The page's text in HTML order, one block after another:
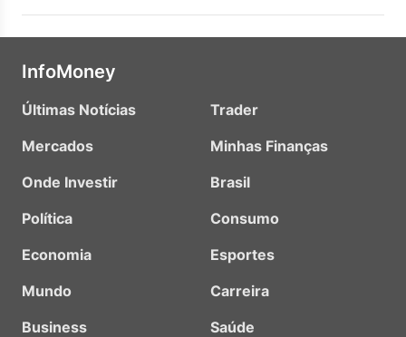
InfoMoney
Últimas Notícias
Mercados
Onde Investir
Política
Economia
Mundo
Business
Trader
Minhas Finanças
Brasil
Consumo
Esportes
Carreira
Saúde